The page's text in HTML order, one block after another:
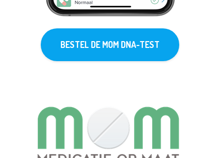
BESTEL DE MOM DNA-TEST